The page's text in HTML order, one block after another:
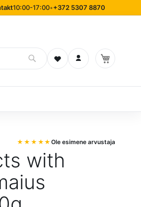
10:00-17:00•+372 5307 8870
Soovinimekiri
Logi sisse
with
Ole esimene arvustaja